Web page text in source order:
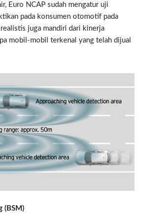
Euro NCAP sudah mengatur uji
pada konsumen otomotif pada
juga mandiri dari kinerja
mobil-mobil terkenal yang telah dijual
(BSM)